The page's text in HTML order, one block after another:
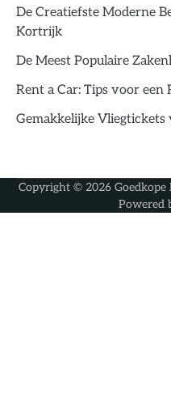
De Creatiefste Moderne
Kortrijk
De Meest Populaire
Rent a Car: Tips voor een
Gemakkelijke Vliegtickets
Copyright © 2026 Goedkope
Powered